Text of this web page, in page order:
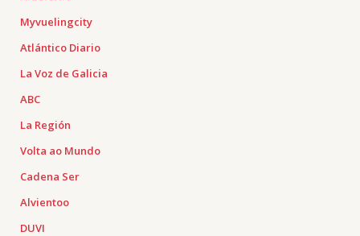
Myvuelingcity
Atlántico Diario
La Voz de Galicia
ABC
La Región
Volta ao Mundo
Cadena Ser
Alvientoo
DUVI